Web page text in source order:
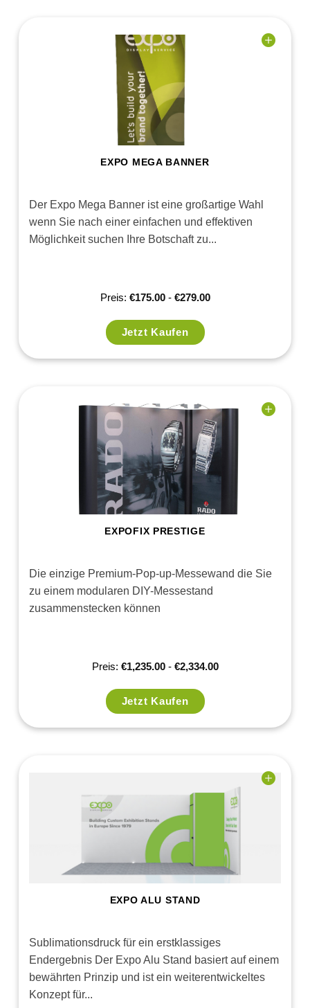
EXPO MEGA BANNER
Der Expo Mega Banner ist eine großartige Wahl
wenn Sie nach einer einfachen und effektiven
Möglichkeit suchen Ihre Botschaft zu...
Preis: €175.00- €279.00
Jetzt Kaufen
EXPOFIX PRESTIGE
Die einzige Premium-Pop-up-Messewand die Sie
zu einem modularen DIY-Messestand
zusammenstecken können
Preis: €1,235.00- €2,334.00
Jetzt Kaufen
EXPO ALU STAND
Sublimationsdruck für ein erstklassiges
Endergebnis Der Expo Alu Stand basiert auf einem
bewährten Prinzip und ist ein weiterentwickeltes
Konzept für...